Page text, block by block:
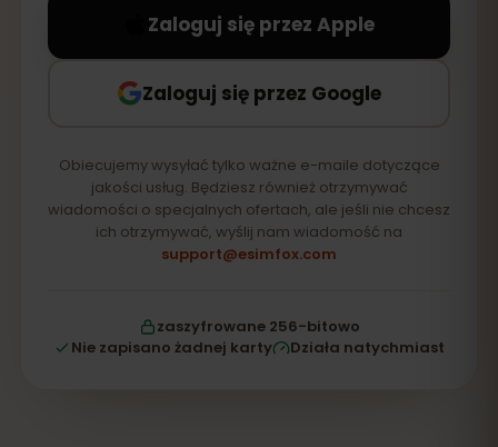
Zaloguj się przez Apple
Zaloguj się przez Google
Obiecujemy wysyłać tylko ważne e-maile dotyczące
jakości usług. Będziesz również otrzymywać
wiadomości o specjalnych ofertach, ale jeśli nie chcesz
ich otrzymywać, wyślij nam wiadomość na
support@esimfox.com
zaszyfrowane 256-bitowo
Nie zapisano żadnej karty
Działa natychmiast